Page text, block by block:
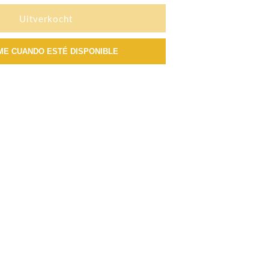
KraanUitverkocht
CUANDO ESTÉ DISPONIBLE